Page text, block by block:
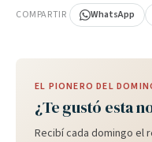
COMPARTIR WhatsApp
EL PIONERO DEL
¿Te gustó esta
Recibí cada domingo el